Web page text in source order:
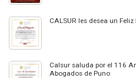
CALSUR les desea un
Calsur saluda por el 116
Abogados de Puno